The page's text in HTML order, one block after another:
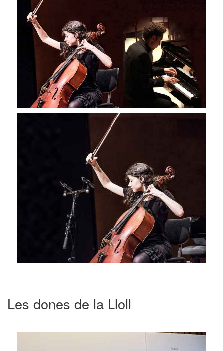
Les dones de la Lloll